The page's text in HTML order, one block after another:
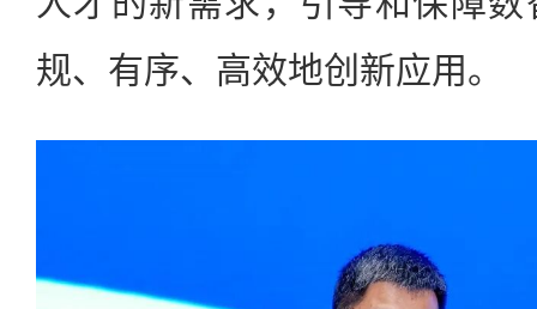
规、有序、高效地创新应用。